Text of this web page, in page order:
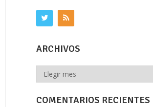
ARCHIVOS
Archivos
COMENTARIOS RECIENTES